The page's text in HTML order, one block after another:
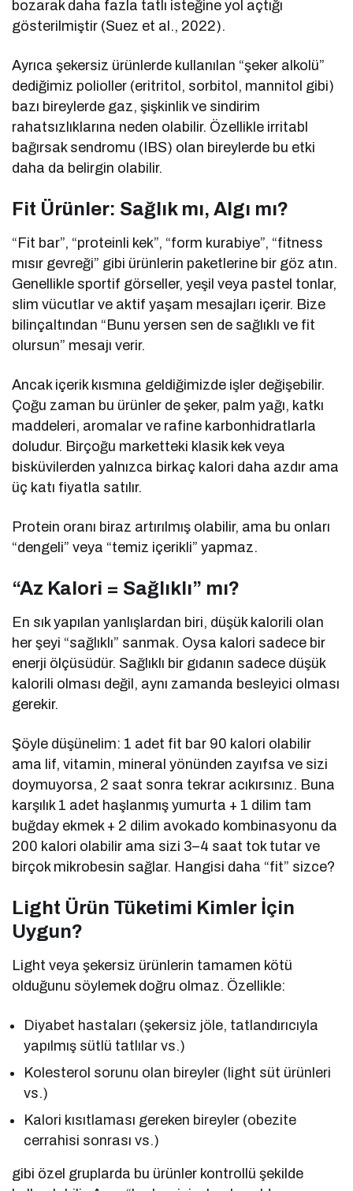
bozarak daha fazla tatlı isteğine yol açtığı
gösterilmiştir (Suez et al., 2022).
Ayrıca şekersiz ürünlerde kullanılan “şeker alkolü”
dediğimiz polioller (eritritol, sorbitol, mannitol gibi)
bazı bireylerde gaz, şişkinlik ve sindirim
rahatsızlıklarına neden olabilir. Özellikle irritabl
bağırsak sendromu (IBS) olan bireylerde bu etki
daha da belirgin olabilir.
Fit Ürünler: Sağlık mı, Algı mı?
“Fit bar”, “proteinli kek”, “form kurabiye”, “fitness
mısır gevreği” gibi ürünlerin paketlerine bir göz atın.
Genellikle sportif görseller, yeşil veya pastel tonlar,
slim vücutlar ve aktif yaşam mesajları içerir. Bize
bilinçaltından “Bunu yersen sen de sağlıklı ve fit
olursun” mesajı verir.
Ancak içerik kısmına geldiğimizde işler değişebilir.
Çoğu zaman bu ürünler de şeker, palm yağı, katkı
maddeleri, aromalar ve rafine karbonhidratlarla
doludur. Birçoğu marketteki klasik kek veya
bisküvilerden yalnızca birkaç kalori daha azdır ama
üç katı fiyatla satılır.
Protein oranı biraz artırılmış olabilir, ama bu onları
“dengeli” veya “temiz içerikli” yapmaz.
“Az Kalori = Sağlıklı” mı?
En sık yapılan yanlışlardan biri, düşük kalorili olan
her şeyi “sağlıklı” sanmak. Oysa kalori sadece bir
enerji ölçüsüdür. Sağlıklı bir gıdanın sadece düşük
kalorili olması değil, aynı zamanda besleyici olması
gerekir.
Şöyle düşünelim: 1 adet fit bar 90 kalori olabilir
ama lif, vitamin, mineral yönünden zayıfsa ve sizi
doymuyorsa, 2 saat sonra tekrar acıkırsınız. Buna
karşılık 1 adet haşlanmış yumurta + 1 dilim tam
buğday ekmek + 2 dilim avokado kombinasyonu da
200 kalori olabilir ama sizi 3–4 saat tok tutar ve
birçok mikrobesin sağlar. Hangisi daha “fit” sizce?
Light Ürün Tüketimi Kimler İçin
Uygun?
Light veya şekersiz ürünlerin tamamen kötü
olduğunu söylemek doğru olmaz. Özellikle:
Diyabet hastaları (şekersiz jöle, tatlandırıcıyla
yapılmış sütlü tatlılar vs.)
Kolesterol sorunu olan bireyler (light süt ürünleri
vs.)
Kalori kısıtlaması gereken bireyler (obezite
cerrahisi sonrası vs.)
gibi özel gruplarda bu ürünler kontrollü şekilde